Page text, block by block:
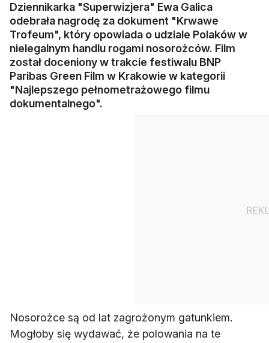
Dziennikarka "Superwizjera" Ewa Galica
odebrała nagrodę za dokument "Krwawe
Trofeum", który opowiada o udziale Polaków w
nielegalnym handlu rogami nosorożców. Film
został doceniony w trakcie festiwalu BNP
Paribas Green Film w Krakowie w kategorii
"Najlepszego pełnometrażowego filmu
dokumentalnego".
Nosorożce są od lat zagrożonym gatunkiem.
Mogłoby się wydawać, że polowania na te